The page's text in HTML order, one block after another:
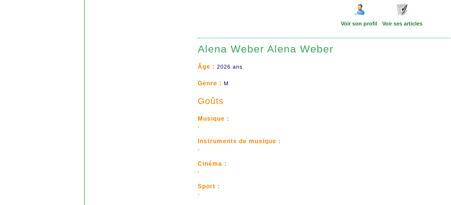
Voir son profil Voir ses articles
Alena Weber Alena Weber
Âge : 2026 ans
Genre : M
Goûts
Musique :
.
Instruments de musique :
.
Cinéma :
.
Sport :
.